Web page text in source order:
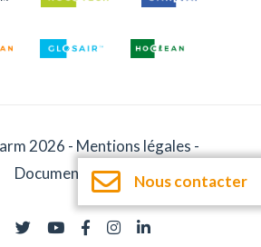
2026 - Mentions légales -
Documentation
Nous contacter